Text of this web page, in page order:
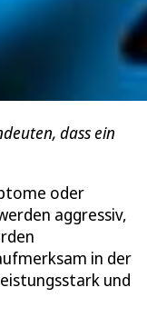
dass ein
oder
aggressiv,
in der
und